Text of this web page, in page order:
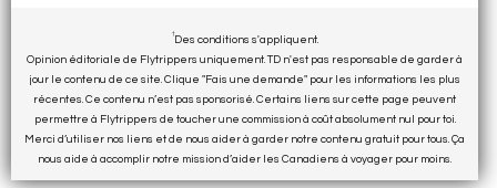
†
Des conditions s'appliquent.
Opinion éditoriale de Flytrippers uniquement. TD n'est pas responsable de garder à
jour le contenu de ce site. Clique "Fais une demande" pour les informations les plus
récentes. Ce contenu n’est pas sponsorisé. Certains liens sur cette page peuvent
permettre à Flytrippers de toucher une commission à coût absolument nul pour toi.
Merci d’utiliser nos liens et de nous aider à garder notre contenu gratuit pour tous. Ça
nous aide à accomplir notre mission d’aider les Canadiens à voyager pour moins.